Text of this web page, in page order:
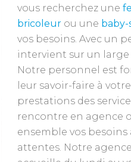
vous recherchez une
bricoleur ou une
vos besoins. Avec un
intervient sur un large
Notre personnel est
leur savoir-faire à
prestations des
rencontre en agence
ensemble vos
attentes. Notre